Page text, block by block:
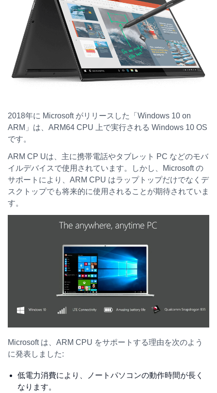
2018年に Microsoft がリリースした「Windows 10 on
ARM」は、ARM64 CPU 上で実行される Windows 10 OS
です。
ARM CP Uは、主に携帯電話やタブレット PC などのモバ
イルデバイスで使用されています。しかし、Microsoft の
サポートにより、ARM CPU はラップトップだけでなくデ
スクトップでも将来的に使用されることが期待されていま
す。
Microsoft は、ARM CPU をサポートする理由を次のよう
に発表しました:
低電力消費により、ノートパソコンの動作時間が長く
なります。